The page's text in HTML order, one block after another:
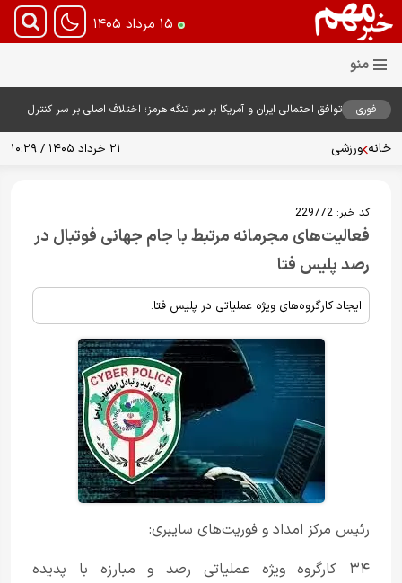
۱۵ مرداد ۱۴۰۵
فوری
توافق احتمالی ایران و آمریکا بر سر تنگه هرمز؛ اختلاف اصلی بر سر کنترل
خانه ورزشی ۲۱ خرداد ۱۴۰۵ / ۱۰:۲۹
کد خبر: 229772
فعالیت‌های مجرمانه مرتبط با جام جهانی فوتبال در
رصد پلیس فتا
ایجاد کارگروه‌های ویژه عملیاتی در پلیس فتا.
رئیس مرکز امداد و فوریت‌های سایبری:
۳۴ کارگروه ویژه عملیاتی رصد و مبارزه با پدیده